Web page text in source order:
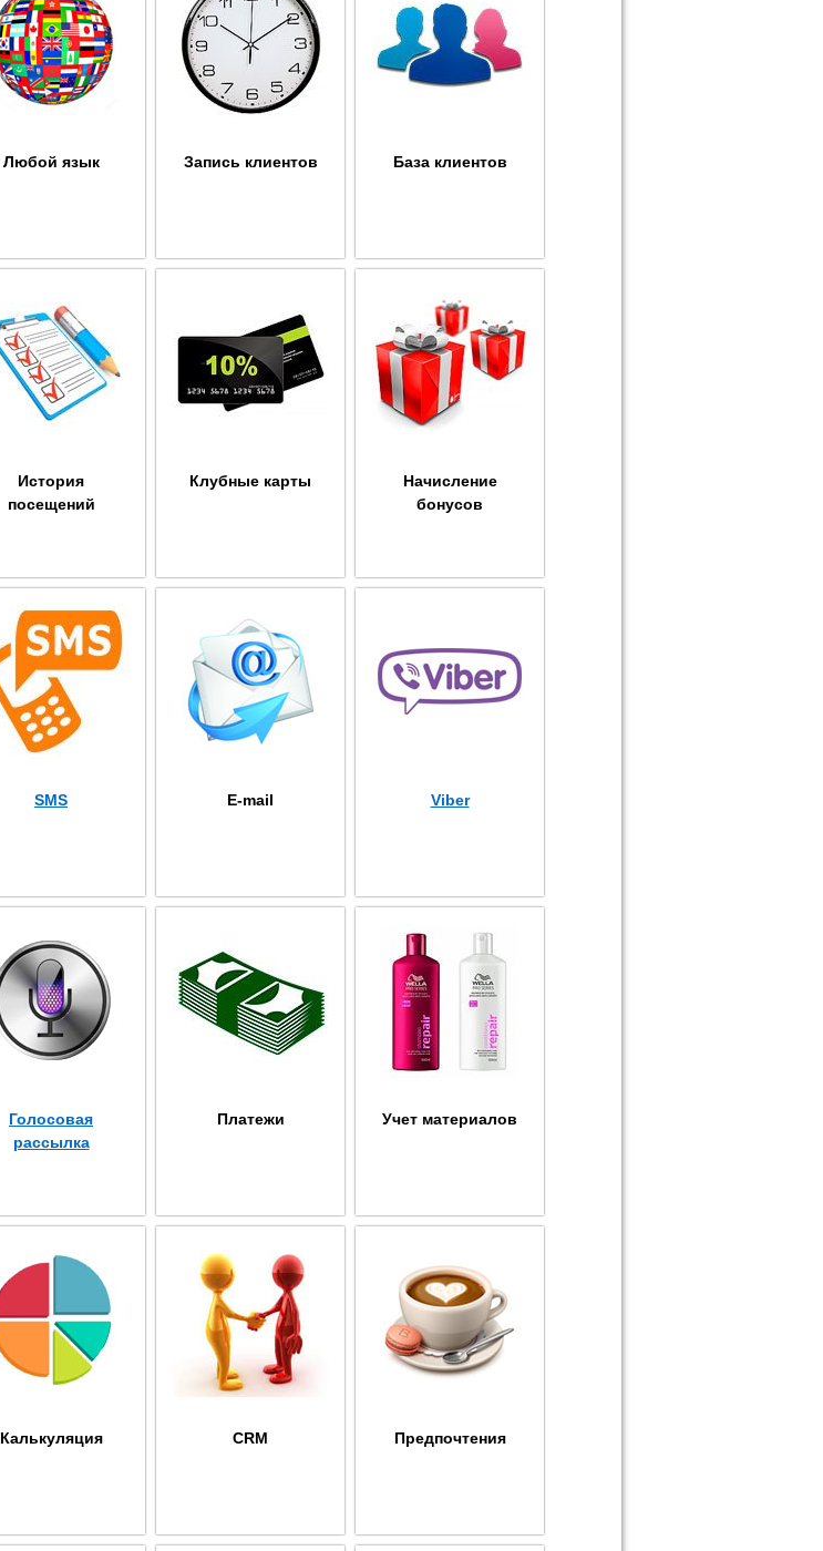
Любой язык Запись клиентов База клиентов
История
посещений
Клубные карты
Начисление
бонусов
SMS E-mail Viber
Голосовая
рассылка
Платежи Учет материалов
Калькуляция CRM Предпочтения